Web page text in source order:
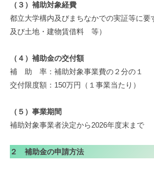
（３）補助対象経費
都立大学構内及びまちなかでの実証等に要
及び土地・建物賃借料 等）
（４）補助金の交付額
補 助 率：補助対象事業費の２分の１
交付限度額：150万円（１事業当たり）
（５）事業期間
補助対象事業者決定から2026年度末まで
２ 補助金の申請方法